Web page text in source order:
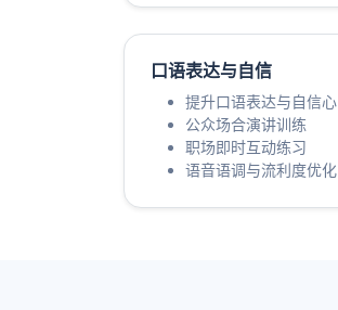
口语表达与自信
提升口语表达与自信心
公众场合演讲训练
职场即时互动练习
语音语调与流利度优化